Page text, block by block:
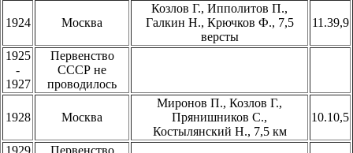
1924 Москва
Козлов Г., Ипполитов П.,
Галкин Н., Крючков Ф., 7,5
версты
11.39,9
1925
-
1927
Первенство
СССР не
проводилось
1928 Москва
Миронов П., Козлов Г.,
Прянишников С.,
Костылянский Н., 7,5 км
10.10,5
1929
Первенство